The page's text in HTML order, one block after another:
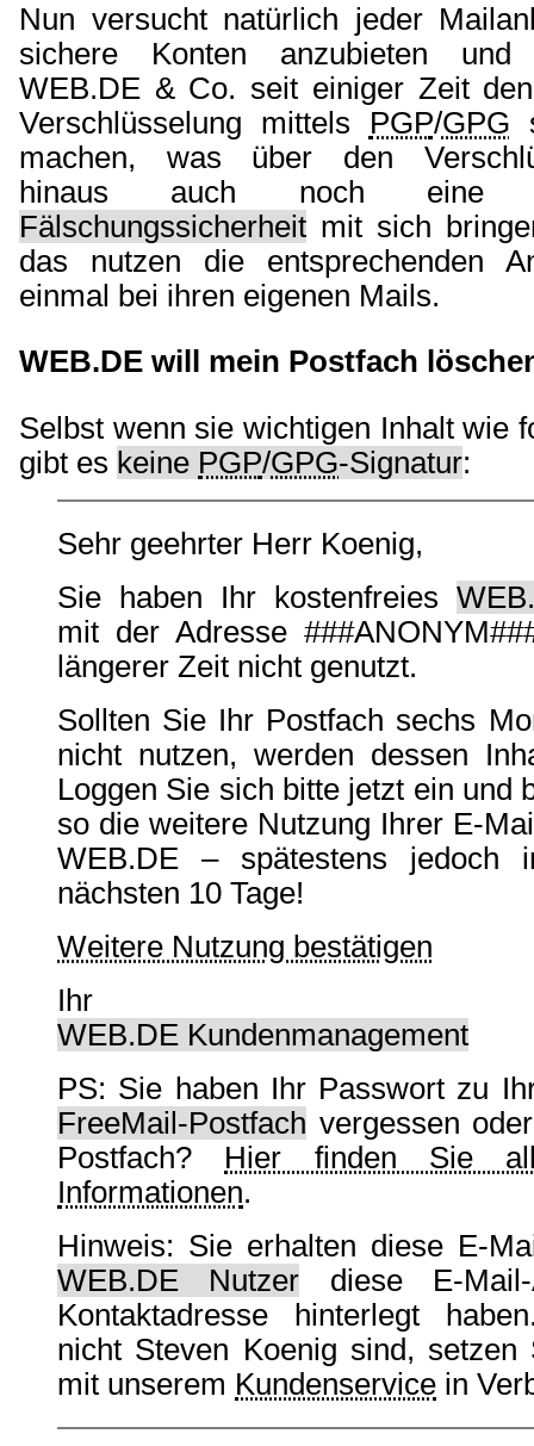
Nun versucht natürlich jeder
sichere Konten anzubieten
WEB.DE & Co. seit einiger Zeit
Verschlüsselung mittels PGP/GPG
machen, was über den
hinaus auch noch
Fälschungssicherheit mit sich
das nutzen die entsprechenden
einmal bei ihren eigenen Mails.
WEB.DE will mein Postfach
Selbst wenn sie wichtigen Inhalt wie
gibt es keine PGP/GPG-Signatur:
Sehr geehrter Herr Koenig,
Sie haben Ihr kostenfreies
mit der Adresse
längerer Zeit nicht genutzt.
Sollten Sie Ihr Postfach sechs
nicht nutzen, werden dessen
Loggen Sie sich bitte jetzt ein und
so die weitere Nutzung Ihrer E-
WEB.DE – spätestens jedoch
nächsten 10 Tage!
Weitere Nutzung bestätigen
Ihr
WEB.‌DE Kundenmanagement
PS: Sie haben Ihr Passwort zu
FreeMail-Postfach vergessen
Postfach? ‌ Hier finden Sie
Informationen.
Hinweis: Sie erhalten diese E-
WEB.DE Nutzer diese E-
Kontaktadresse hinterlegt
nicht Steven Koenig sind, setzen
mit unserem ‌ Kundenservice in